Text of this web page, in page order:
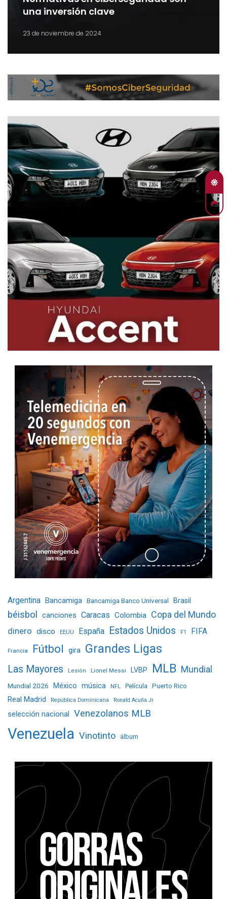
una inversión clave
23 de noviembre de 2024
Argentina Bancamiga Bancamiga Banco Universal Brasil
béisbol canciones Caracas Colombia Copa del Mundo
dinero disco EEUU España Estados Unidos F1 FIFA
Francia Fútbol gira Grandes Ligas
Las Mayores Lesión Lionel Messi LVBP MLB Mundial
Mundial 2026 México música NFL Película Puerto Rico
Real Madrid República Dominicana Ronald Acuña Jr.
selección nacional Venezolanos MLB
Venezuela Vinotinto álbum